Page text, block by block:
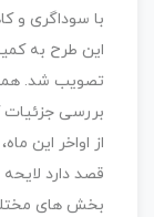
با سوداگری و
بررسی جزئیات
از اواخر این
قصد دارد لایحه
بخش های